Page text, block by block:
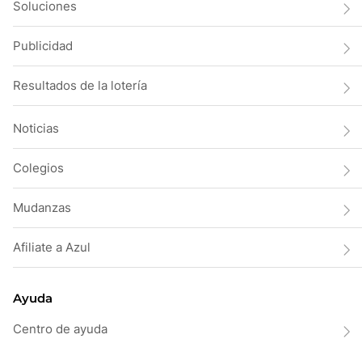
Soluciones
Publicidad
Resultados de la lotería
Noticias
Colegios
Mudanzas
Afiliate a Azul
Ayuda
Centro de ayuda